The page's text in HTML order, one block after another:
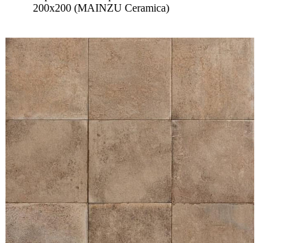
200x200 (MAINZU Ceramica)